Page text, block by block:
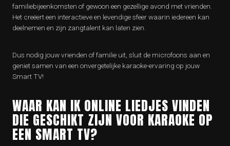
familiebijeenkomsten of gewoon een gezellige avond met vrienden.
Het creëert een interactieve en levendige sfeer waarin iedereen kan
deelnemen en zijn zangtalent kan laten zien.
Dus nodig jouw vrienden of familie uit, sluit de microfoons aan en
geniet samen van een onvergetelijke karaoke-ervaring op jouw
Smart TV!
WAAR KAN IK ONLINE LIEDJES VINDEN
DIE GESCHIKT ZIJN VOOR KARAOKE OP
EEN SMART TV?